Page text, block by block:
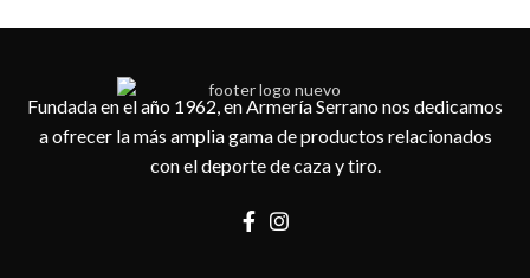
Fundada en el año 1962, en Armería Serrano nos dedicamos
a ofrecer la más amplia gama de productos relacionados
con el deporte de caza y tiro.